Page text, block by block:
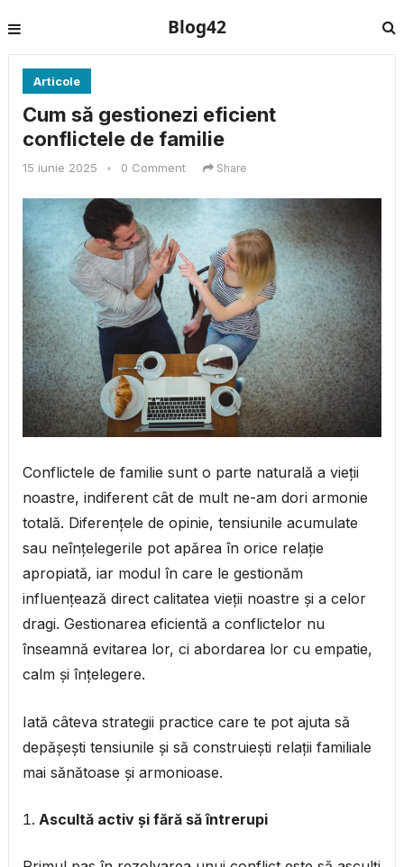
Blog42
Articole
Cum să gestionezi eficient
conflictele de familie
15 iunie 2025 • 0 Comment Share
Conflictele de familie sunt o parte naturală a vieții
noastre, indiferent cât de mult ne-am dori armonie
totală. Diferențele de opinie, tensiunile acumulate
sau neînțelegerile pot apărea în orice relație
apropiată, iar modul în care le gestionăm
influențează direct calitatea vieții noastre și a celor
dragi. Gestionarea eficientă a conflictelor nu
înseamnă evitarea lor, ci abordarea lor cu empatie,
calm și înțelegere.
Iată câteva strategii practice care te pot ajuta să
depășești tensiunile și să construiești relații familiale
mai sănătoase și armonioase.
Ascultă activ și fără să întrerupi